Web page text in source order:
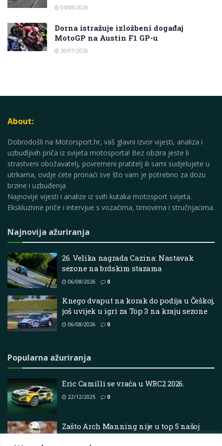
04/08/2026
Dorna istražuje izložbeni događaj
MotoGP na Austin F1 GP-u
30/07/2026
About:
Dobrodošli na Motorsport.hr, vaš glavni izvor vijesti, analiza i
uzbudljivih priča iz svijeta motosporta! Bez obzira jeste li
strastveni obožavatelj, povremeni pratitelj ili sami sudjelujete u
utrkama, ovdje ćete pronaći sve što vam je potrebno za dozu
brzine i uzbuđenja
Najnovije vijesti i analize iz svih kutaka motosport svijeta.
Ekskluzivne priče i intervjue s vozačima, timovima i stručnjacima.
Najnovija ažuriranja
26. Velika nagrada Cazina: Nastavak
sezone na brdskim stazama
06/08/2026 0
Knego dvaput na korak do podija u Češkoj,
još uvijek u igri za Top 3 na kraju sezone
06/08/2026 0
Popularna ažuriranja
Eric Camilli se vraća u WRC2 2026.
22/12/2025 0
Zašto Arch Manning nije u top 5 našoj
ljestici QB-ova na koledžu? Mišljenja su